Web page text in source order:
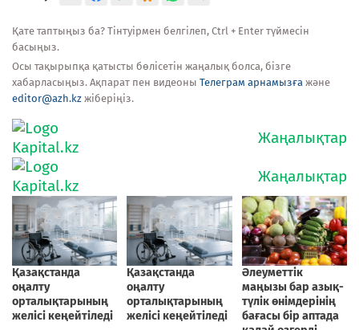
Қате таптыңыз ба? Тінтуірмен белгілеп, Ctrl + Enter түймесін
басыңыз.
Осы тақырыпқа қатысты бөлісетін жаңалық болса, бізге
хабарласыңыз. Ақпарат пен видеоны Телеграм арнамызға және
editor@azh.kz жіберіңіз.